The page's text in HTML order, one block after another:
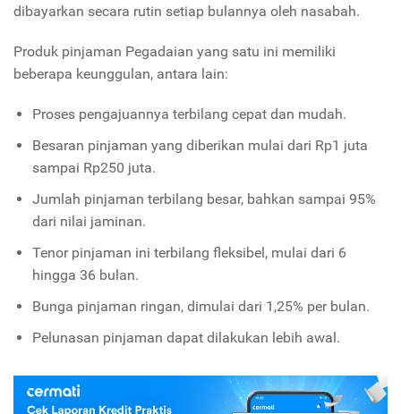
dibayarkan secara rutin setiap bulannya oleh nasabah.
Produk pinjaman Pegadaian yang satu ini memiliki
beberapa keunggulan, antara lain:
Proses pengajuannya terbilang cepat dan mudah.
Besaran pinjaman yang diberikan mulai dari Rp1 juta
sampai Rp250 juta.
Jumlah pinjaman terbilang besar, bahkan sampai 95%
dari nilai jaminan.
Tenor pinjaman ini terbilang fleksibel, mulai dari 6
hingga 36 bulan.
Bunga pinjaman ringan, dimulai dari 1,25% per bulan.
Pelunasan pinjaman dapat dilakukan lebih awal.